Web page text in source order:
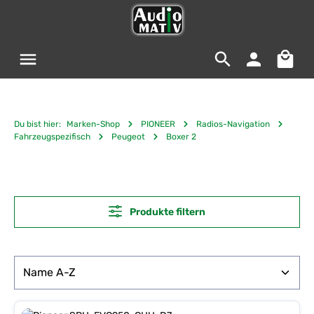
Du bist hier: Marken-Shop PIONEER
Radios-Navigation
Fahrzeugspezifisch
Peugeot Boxer 2
Produkte filtern